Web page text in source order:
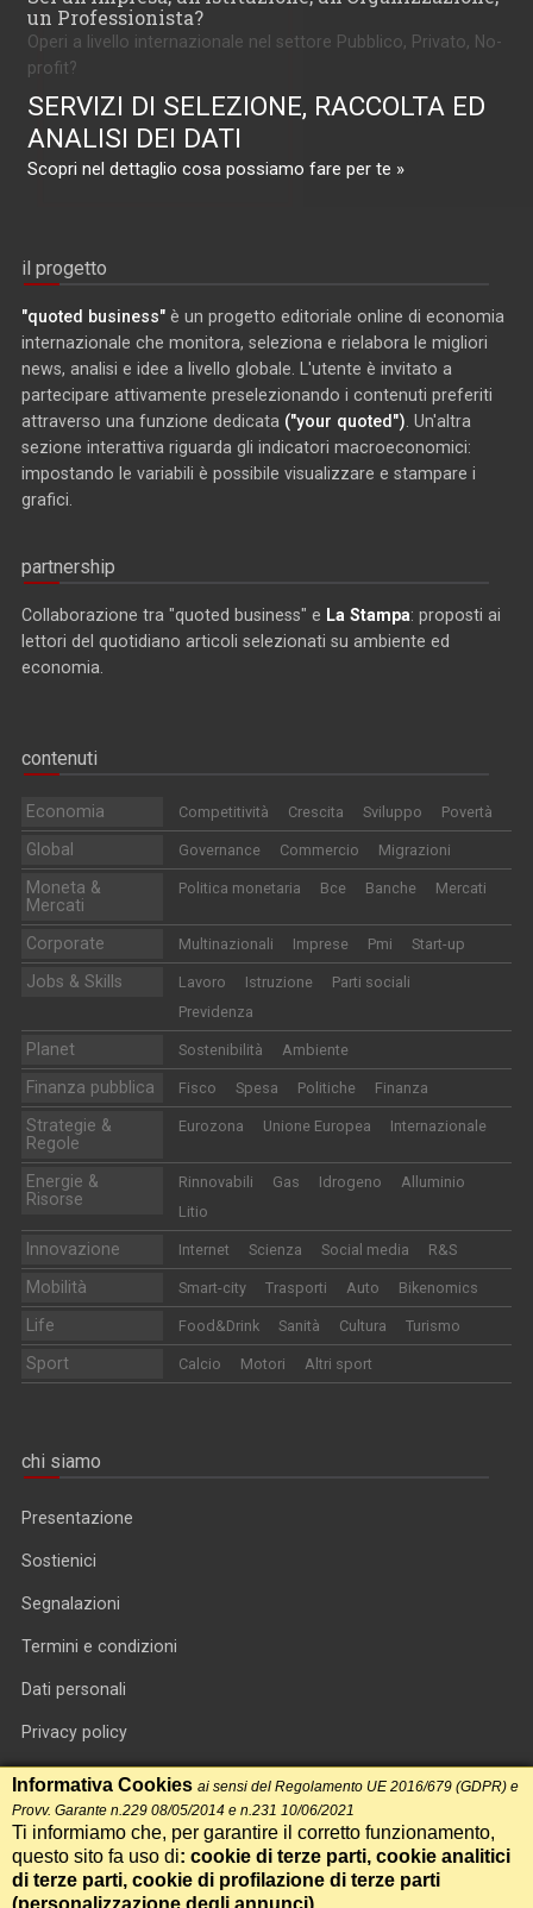
un Professionista?
Operi a livello internazionale nel settore Pubblico, Privato, No-
profit?
SERVIZI DI SELEZIONE, RACCOLTA ED
ANALISI DEI DATI
Scopri nel dettaglio cosa possiamo fare per te »
il progetto
"quoted business" è un progetto editoriale online di economia
internazionale che monitora, seleziona e rielabora le migliori
news, analisi e idee a livello globale. L'utente è invitato a
partecipare attivamente preselezionando i contenuti preferiti
attraverso una funzione dedicata ("your quoted") . Un'altra
sezione interattiva riguarda gli indicatori macroeconomici:
impostando le variabili è possibile visualizzare e stampare i
grafici.
partnership
Collaborazione tra "quoted business" e La Stampa: proposti ai
lettori del quotidiano articoli selezionati su ambiente ed
economia.
contenuti
Economia Competitività Crescita Sviluppo Povertà
Global Governance Commercio Migrazioni
Moneta &
Mercati
Politica monetaria Bce Banche Mercati
Corporate Multinazionali Imprese Pmi Start-up
Jobs & Skills Lavoro Istruzione
Parti sociali
Previdenza
Planet Sostenibilità Ambiente
Finanza pubblica Fisco Spesa Politiche Finanza
Strategie &
Regole
Eurozona Unione Europea Internazionale
Energie &
Risorse
Rinnovabili Gas Idrogeno
Alluminio
Litio
Innovazione Internet Scienza Social media R&S
Mobilità Smart-city Trasporti Auto Bikenomics
Life Food&Drink Sanità Cultura Turismo
Sport Calcio Motori Altri sport
chi siamo
Presentazione
Sostienici
Segnalazioni
Termini e condizioni
Dati personali
Privacy policy
Informativa cookie
RSS feed
RSS Top News
Contatti
Informativa Cookies ai sensi del Regolamento UE 2016/679 (GDPR) e
Provv. Garante n.229 08/05/2014 e n.231 10/06/2021
Ti informiamo che, per garantire il corretto funzionamento,
questo sito fa uso di: cookie di terze parti, cookie analitici
di terze parti, cookie di profilazione di terze parti
(personalizzazione degli annunci)